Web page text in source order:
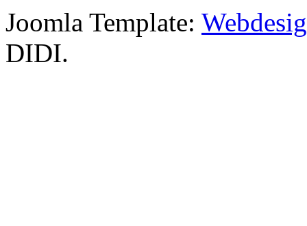
Joomla Template:
DIDI.